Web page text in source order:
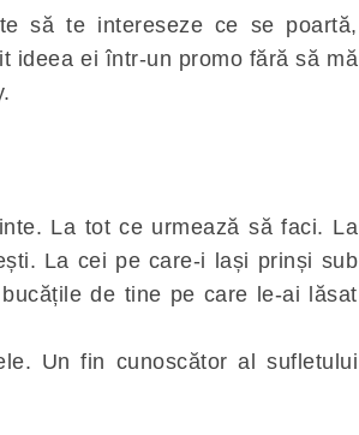
să te intereseze ce se poartă,
ideea ei într-un promo fără să mă
La tot ce urmează să faci. La
La cei pe care-i lași prinși sub
de tine pe care le-ai lăsat
Un fin cunoscător al sufletului